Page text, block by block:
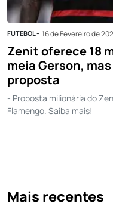
FUTEBOL - 16 de Fevereiro de
Zenit oferece 18
meia Gerson,
proposta
- Proposta milionária do
Flamengo. Saiba mais!
Mais recentes